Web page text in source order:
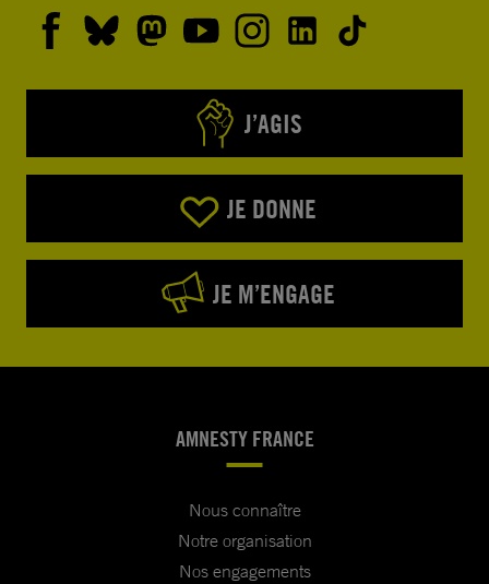
J’AGIS
JE DONNE
JE M’ENGAGE
AMNESTY FRANCE
Nous connaître
Notre organisation
Nos engagements